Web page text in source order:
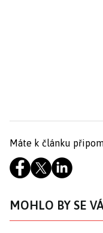
Máte k článku
MOHLO BY SE